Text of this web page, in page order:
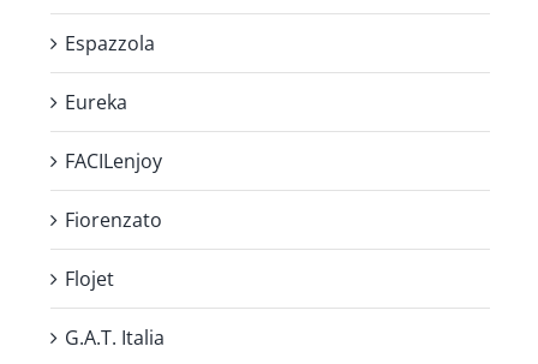
Espazzola
Eureka
FACILenjoy
Fiorenzato
Flojet
G.A.T. Italia